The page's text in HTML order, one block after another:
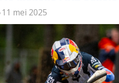
11 mei 2025